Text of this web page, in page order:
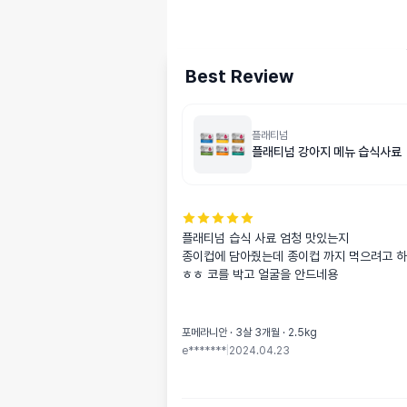
Best Review
플래티넘
플래티넘 강아지 메뉴 습식사료
플래티넘 습식 사료 엄청 맛있는지
종이컵에 담아줬는데 종이컵 까지 먹으려고
ㅎㅎ 코를 박고 얼굴을 안드네용
포메라니안 · 3살 3개월 · 2.5kg
e******* 2024.04.23